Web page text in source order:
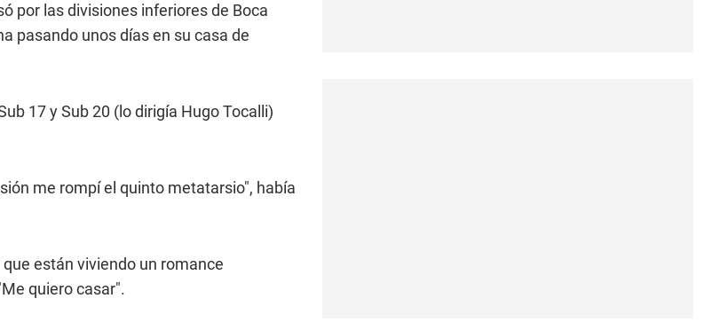
por las divisiones inferiores de Boca
pasando unos días en su casa de
17 y Sub 20 (lo dirigía Hugo Tocalli)
me rompí el quinto metatarsio", había
están viviendo un romance
quiero casar".